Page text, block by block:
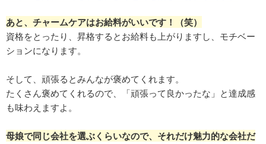
あと、チャームケアはお給料がいいです！（笑）
資格をとったり、昇格するとお給料も上がりますし、モチベー
ションになります。
そして、頑張るとみんなが褒めてくれます。
たくさん褒めてくれるので、「頑張って良かったな」と達成感
も味わえますよ。
母娘で同じ会社を選ぶくらいなので、それだけ魅力的な会社だ